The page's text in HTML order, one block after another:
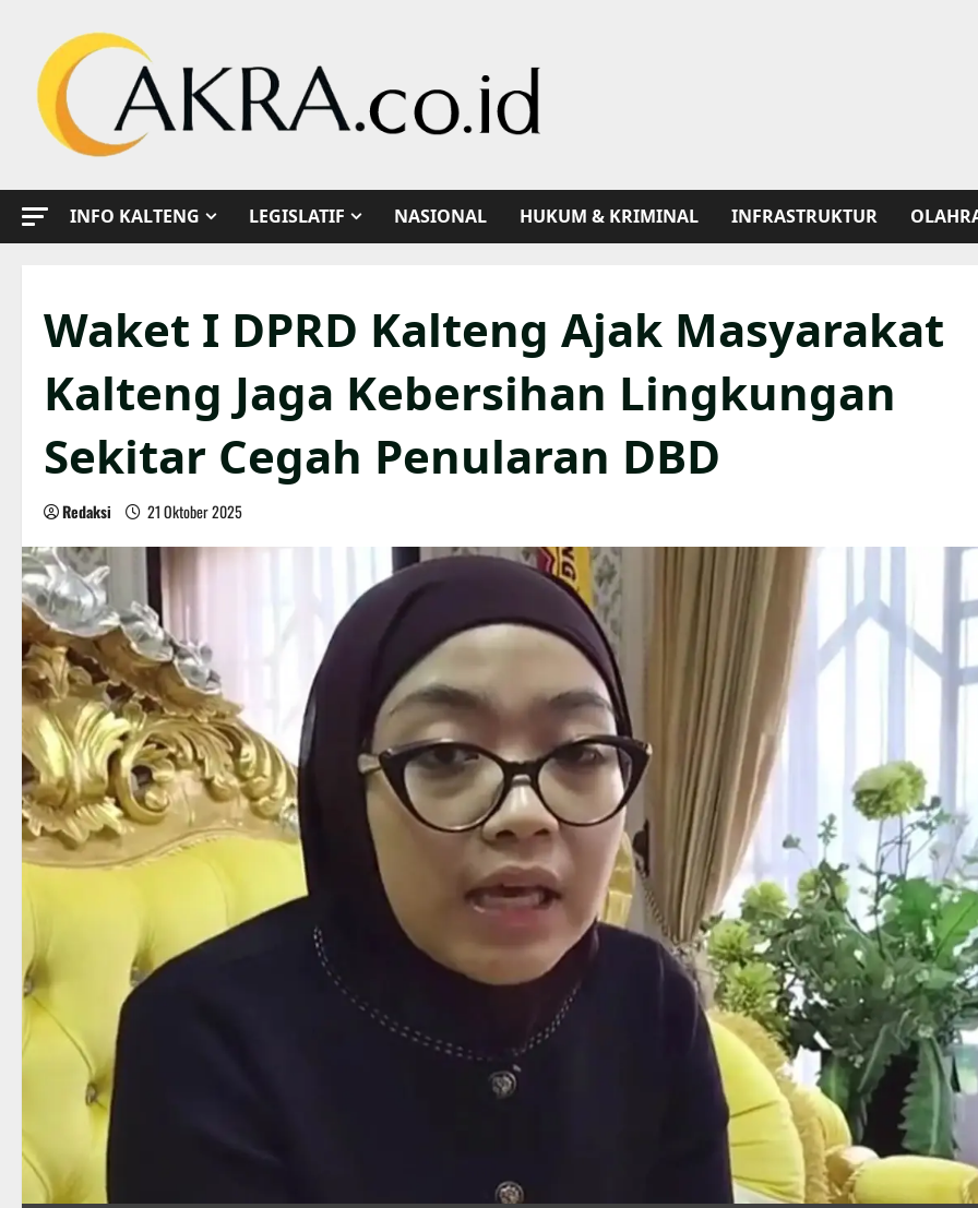
content
INFO KALTENG LEGISLATIF NASIONAL HUKUM & KRIMINAL INFRASTRUKTUR
Waket I DPRD Kalteng Ajak Masyarakat
Kalteng Jaga Kebersihan Lingkungan
Sekitar Cegah Penularan DBD
Redaksi 21 Oktober 2025